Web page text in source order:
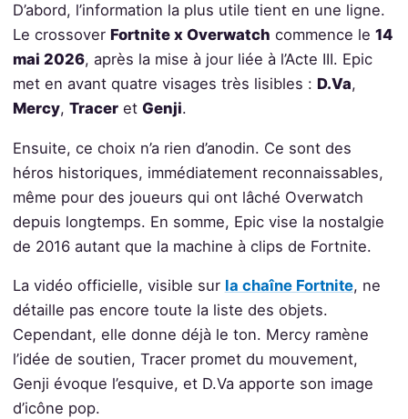
D’abord, l’information la plus utile tient en une ligne.
Le crossover Fortnite x Overwatch commence le 14
mai 2026, après la mise à jour liée à l’Acte III. Epic
met en avant quatre visages très lisibles : D.Va,
Mercy, Traceret Genji.
Ensuite, ce choix n’a rien d’anodin. Ce sont des
héros historiques, immédiatement reconnaissables,
même pour des joueurs qui ont lâché Overwatch
depuis longtemps. En somme, Epic vise la nostalgie
de 2016 autant que la machine à clips de Fortnite.
La vidéo officielle, visible sur la chaîne Fortnite, ne
détaille pas encore toute la liste des objets.
Cependant, elle donne déjà le ton. Mercy ramène
l’idée de soutien, Tracer promet du mouvement,
Genji évoque l’esquive, et D.Va apporte son image
d’icône pop.